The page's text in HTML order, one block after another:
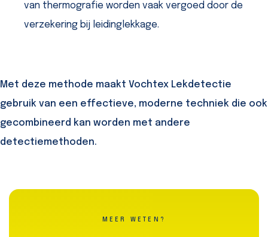
van thermografie worden vaak vergoed door de
verzekering bij leidinglekkage.
Met deze methode maakt Vochtex Lekdetectie
gebruik van een effectieve, moderne techniek die ook
gecombineerd kan worden met andere
detectiemethoden.
MEER WETEN?